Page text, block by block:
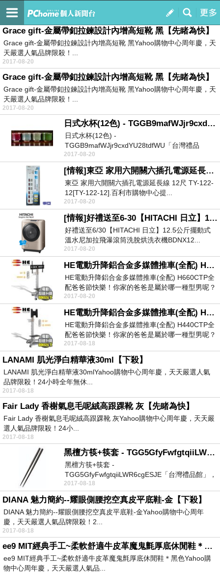
我的
訂閱
幸福報馬仔
Grace gift-金屬帶釦拉鍊設計內增高短靴 黑【先睹為快】
Grace gift-金屬帶釦拉鍊設計內增高短靴 黑Yahoo購物中心周年慶，天
天嚴選人氣品牌限殺！...
2017-08-20
Grace gift-金屬帶釦拉鍊設計內增高短靴 黑【先睹為快】
Grace gift-金屬帶釦拉鍊設計內增高短靴 黑Yahoo購物中心周年慶，天
天嚴選人氣品牌限殺！...
2017-08-20
日式水杯(12色) - TGGB9mafWJjr9cxdYU28tdfWU【獨家優惠】
日式水杯(12色) -
TGGB9mafWJjr9cxdYU28tdfWU「台灣禮品
館」，富有台灣文...
2017-08-20
[情報]東亞 家用六開關六插孔電源延長線 12尺 TY-122-12[TY-122-12].【現買現省】
東亞 家用六開關六插孔電源延長線 12尺 TY-122-
12[TY-122-12].百利市購物中心提...
2017-08-20
[情報]好禮送至6-30【HITACHI 日立】12.5公斤擺動式溫水尼加拉飛瀑滾筒洗脫烘洗衣機BDNX125AJN(左開)(香檳金)[BDNX125AJ(N)香檳金...
好禮送至6/30【HITACHI 日立】12.5公斤擺動式
溫水尼加拉飛瀑滾筒洗脫烘洗衣機BDNX12...
2017-08-20
HE電動升降鋁合金多媒體推車(全配) H660CTP全配【現買現省】
HE電動升降鋁合金多媒體推車(全配) H660CTP全
配爸爸節快樂！你家的爸爸是屬於哪一種型男呢？
購...
2017-08-20
HE電動升降鋁合金多媒體推車(全配) H440CTP全配【超讚】
HE電動升降鋁合金多媒體推車(全配) H440CTP全
配爸爸節快樂！你家的爸爸是屬於哪一種型男呢？
購...
2017-08-18
LANAMI 肌光淨白精華液30ml【下殺】
LANAMI 肌光淨白精華液30mlYahoo購物中心周年慶，天天嚴選人氣
品牌限殺！24小時全年無休...
2017-08-18
Fair Lady 香榭氣息毛呢絨高跟踝靴 灰【先睹為快】
Fair Lady 香榭氣息毛呢絨高跟踝靴 灰Yahoo購物中心周年慶，天天嚴
選人氣品牌限殺！24小...
2017-08-18
黑檀方筷+筷套 - TGG5GfyFwfgtqiiLWR6cgESJE【超讚】
黑檀方筷+筷套 -
TGG5GfyFwfgtqiiLWR6cgESJE「台灣禮品館」，
富有台灣文化創...
2017-08-18
DIANA 魅力簡約--耀眼側腰挖空真皮平底鞋-金【下殺】
DIANA 魅力簡約--耀眼側腰挖空真皮平底鞋-金Yahoo購物中心周年
慶，天天嚴選人氣品牌限殺！2...
2017-08-18
ee9 MIT經典手工~柔軟舒適牛皮革魔鬼氈厚底休閒鞋＊黑色【下殺】
ee9 MIT經典手工~柔軟舒適牛皮革魔鬼氈厚底休閒鞋＊黑色Yahoo購
物中心周年慶，天天嚴選人氣品...